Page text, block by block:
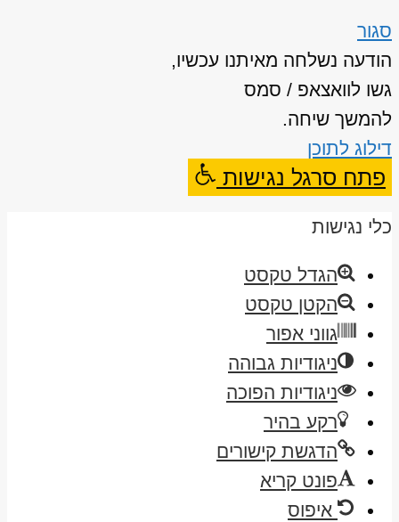
סגור
הודעה נשלחה מאיתנו עכשיו,
גשו לוואצאפ / סמס
להמשך שיחה.
דילוג לתוכן
פתח סרגל נגישות
כלי נגישות
הגדל טקסט
הקטן טקסט
גווני אפור
ניגודיות גבוהה
ניגודיות הפוכה
רקע בהיר
הדגשת קישורים
פונט קריא
איפוס